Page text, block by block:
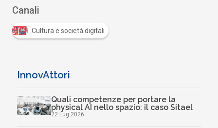
Canali
Cultura e società digitali
InnovAttori
Quali competenze per portare la
physical AI nello spazio: il caso Sitael
22 Lug 2026